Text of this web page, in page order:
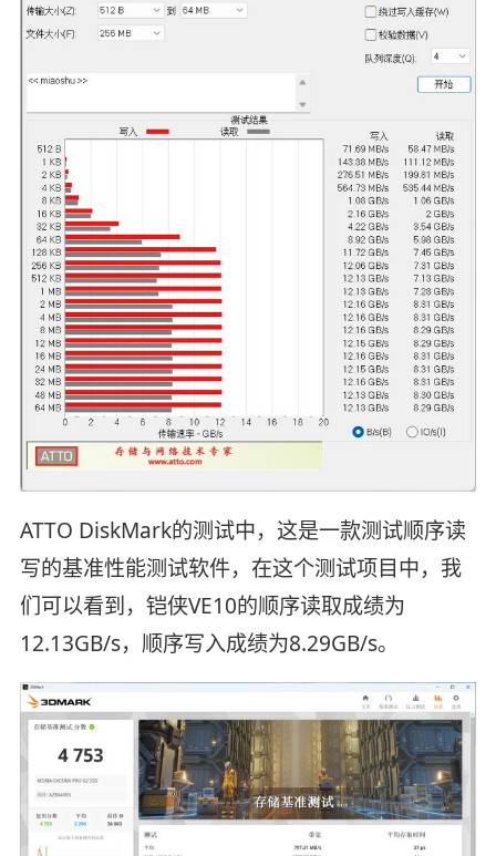
ATTO DiskMark的测试中，这是一款测试顺序读
写的基准性能测试软件，在这个测试项目中，我
们可以看到，铠侠VE10的顺序读取成绩为
12.13GB/s，顺序写入成绩为8.29GB/s。